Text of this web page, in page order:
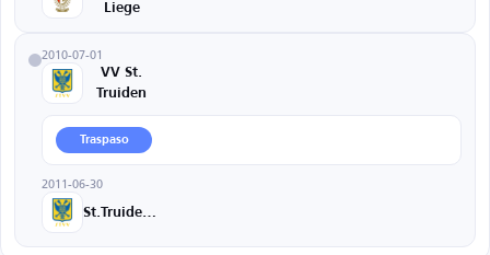
Liege
2010-07-01
VV St.
Truiden
Traspaso
2011-06-30